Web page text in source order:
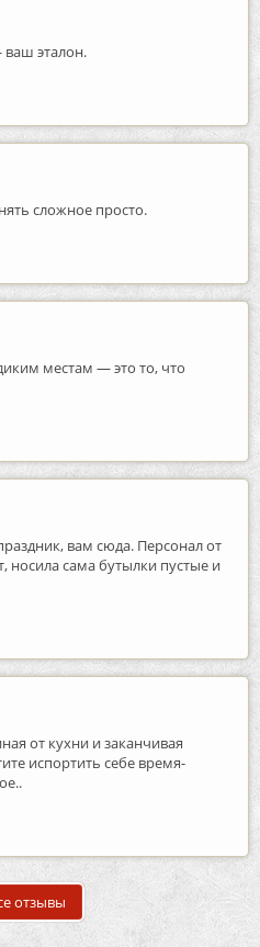
эталон.
сложное просто.
местам — это то, что
вам сюда. Персонал от
носила сама бутылки пустые и
от кухни и заканчивая
испортить себе время-
отзывы